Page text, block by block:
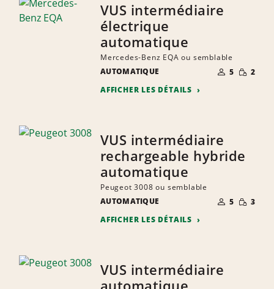
VUS intermédiaire
électrique
automatique
Mercedes-Benz EQA ou semblable
AUTOMATIQUE
NOMBRE DE
PERSONNES
5 RÉDUITE
2
AFFICHER LES DÉTAILS
VUS intermédiaire
rechargeable hybride
automatique
Peugeot 3008 ou semblable
AUTOMATIQUE
NOMBRE DE
PERSONNES
5 RÉDUITE
3
AFFICHER LES DÉTAILS
VUS intermédiaire
automatique